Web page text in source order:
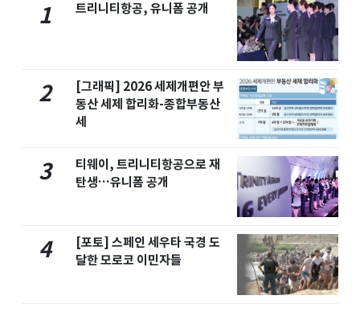
1 트리니티항공, 유니폼 공개
2
[그래픽] 2026 세제개편안 부
동산 세제 합리화-종합부동산
세
3
티웨이, 트리니티항공으로 재
탄생…유니폼 공개
4
[포토] 스페인 세우타 국경 도
달한 모로코 이민자들